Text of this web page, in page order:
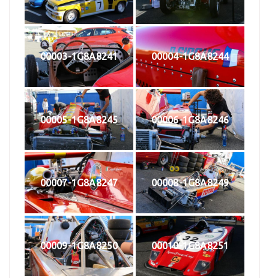
00003-1G8A8241 00004-1G8A8244
00005-1G8A8245 00006-1G8A8246
00007-1G8A8247 00008-1G8A8249
00009-1G8A8250 00010-1G8A8251